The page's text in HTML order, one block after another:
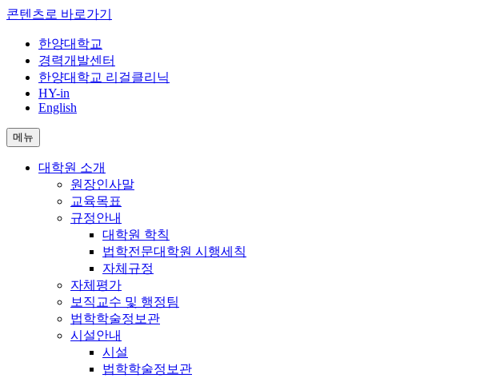
콘텐츠로 바로가기
한양대학교
경력개발센터
한양대학교 리걸클리닉
HY-in
English
메뉴
대학원 소개
원장인사말
교육목표
규정안내
대학원 학칙
법학전문대학원 시행세칙
자체규정
자체평가
보직교수 및 행정팀
법학학술정보관
시설안내
시설
법학학술정보관